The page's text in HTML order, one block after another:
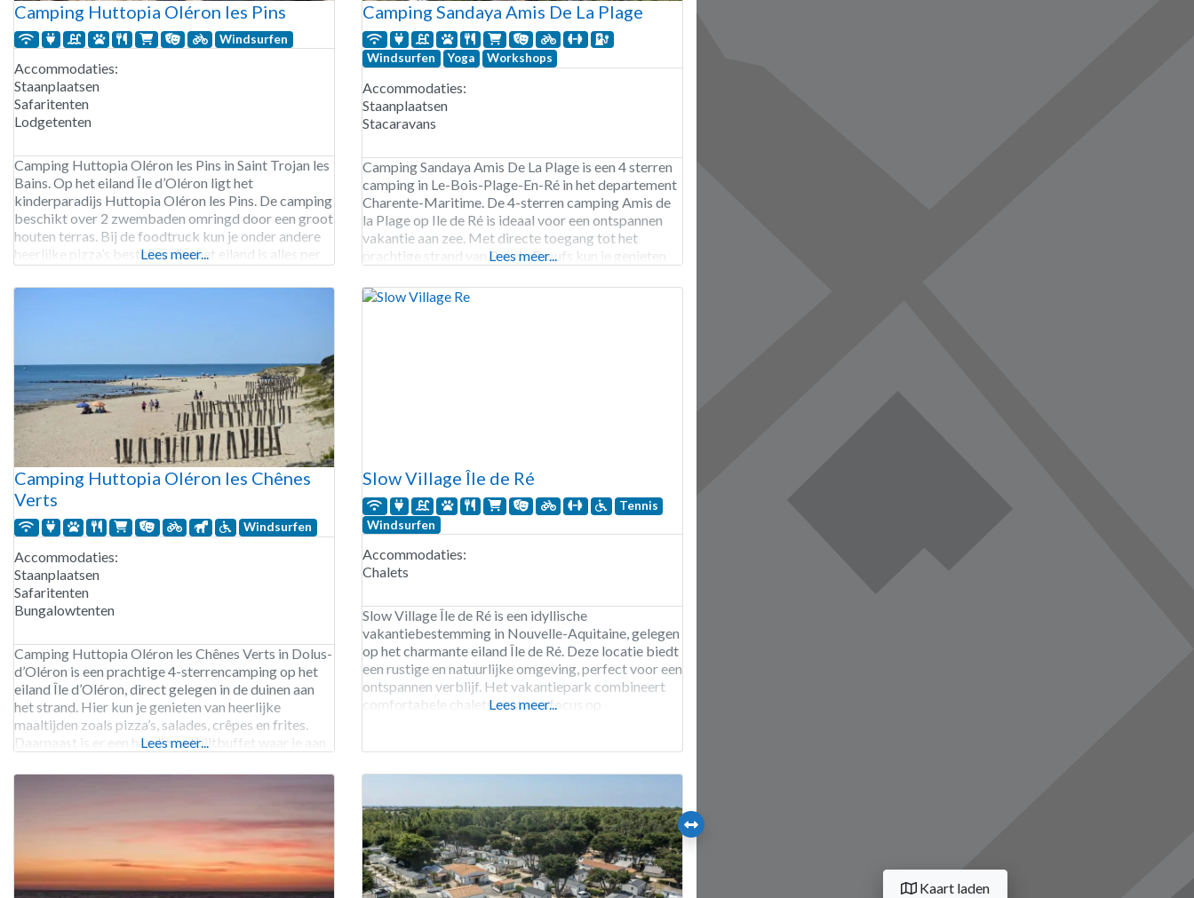
Camping Huttopia Oléron les Pins
Windsurfen
Accommodaties:
Staanplaatsen
Safaritenten
Lodgetenten
Camping Huttopia Oléron les Pins in Saint Trojan les
Bains. Op het eiland Île d’Oléron ligt het
kinderparadijs Huttopia Oléron les Pins. De camping
beschikt over 2 zwembaden omringd door een groot
houten terras. Bij de foodtruck kun je onder andere
heerlijke pizza’s bestellen. Op het eiland is alles per
de
Lees meer...
Camping Sandaya Amis De La Plage
Windsurfen Yoga Workshops
Accommodaties:
Staanplaatsen
Stacaravans
Camping Sandaya Amis De La Plage is een 4 sterren
camping in Le-Bois-Plage-En-Ré in het departement
Charente-Maritime. De 4-sterren camping Amis de
la Plage op Ile de Ré is ideaal voor een ontspannen
vakantie aan zee. Met directe toegang tot het
prachtige strand van Pas de Bœufs kun je genieten
strand kun
Lees meer...
Camping Huttopia Oléron les Chênes
Verts
Windsurfen
Accommodaties:
Staanplaatsen
Safaritenten
Bungalowtenten
Camping Huttopia Oléron les Chênes Verts in Dolus-
d’Oléron is een prachtige 4-sterrencamping op het
eiland Île d’Oléron, direct gelegen in de duinen aan
het strand. Hier kun je genieten van heerlijke
maaltijden zoals pizza’s, salades, crêpes en frites.
Daarnaast is er een handig ontbijtbuffet waar je aan
je vakantiedag. Ook zijn er
Lees meer...
Slow Village Île de Ré
Tennis
Windsurfen
Accommodaties:
Chalets
Slow Village Île de Ré is een idyllische
vakantiebestemming in Nouvelle-Aquitaine, gelegen
op het charmante eiland Île de Ré. Deze locatie biedt
een rustige en natuurlijke omgeving, perfect voor een
ontspannen verblijf. Het vakantiepark combineert
comfortabele chalets, met een focus op
paden, lokale markten bezoeken of relaxen op
Lees meer...
Kaart laden